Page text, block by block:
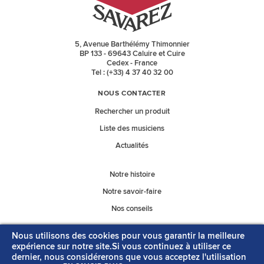
5, Avenue Barthélémy Thimonnier
BP 133 - 69643 Caluire et Cuire
Cedex - France
Tel : (+33) 4 37 40 32 00
NOUS CONTACTER
Rechercher un produit
Liste des musiciens
Actualités
Notre histoire
Notre savoir-faire
Nos conseils
Nos catalogues
Nous utilisons des cookies pour vous garantir la meilleure
expérience sur notre site.Si vous continuez à utiliser ce
dernier, nous considérerons que vous acceptez l'utilisation